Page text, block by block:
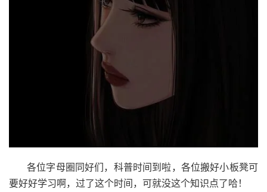
各位字母圈同好们，科普时间到啦，各位搬好小板凳可
要好好学习啊，过了这个时间，可就没这个知识点了哈！